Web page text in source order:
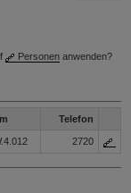
Personen anwenden?
Telefon
2720